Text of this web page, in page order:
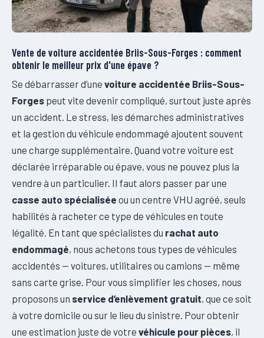
Vente de voiture accidentée Briis-Sous-Forges : comment
obtenir le meilleur prix d'une épave ?
Se débarrasser d’une voiture accidentée Briis-Sous-
Forges peut vite devenir compliqué, surtout juste après
un accident. Le stress, les démarches administratives
et la gestion du véhicule endommagé ajoutent souvent
une charge supplémentaire. Quand votre voiture est
déclarée irréparable ou épave, vous ne pouvez plus la
vendre à un particulier. Il faut alors passer par une
casse auto spécialisée ou un centre VHU agréé, seuls
habilités à racheter ce type de véhicules en toute
légalité. En tant que spécialistes du rachat auto
endommagé, nous achetons tous types de véhicules
accidentés — voitures, utilitaires ou camions — même
sans carte grise. Pour vous simplifier les choses, nous
proposons un service d’enlèvement gratuit, que ce soit
à votre domicile ou sur le lieu du sinistre. Pour obtenir
une estimation juste de votre véhicule pour pièces, il